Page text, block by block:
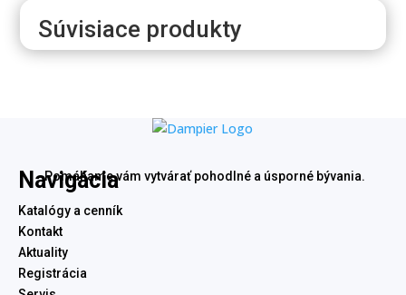
Súvisiace produkty
Pomáhame vám vytvárať pohodlné a úsporné bývania.
Navigácia
Katalógy a cenník
Kontakt
Aktuality
Registrácia